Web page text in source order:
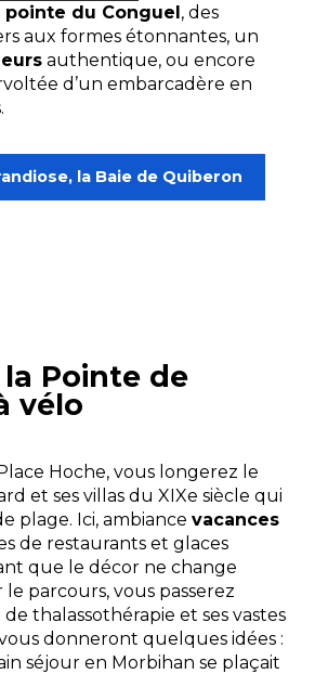
pointe du Conguel, des
aux formes étonnantes, un
authentique, ou encore
d’un embarcadère en
la Baie de Quiberon
Pointe de
vélo
Hoche, vous longerez le
et ses villas du XIXe siècle qui
plage. Ici, ambiance vacances
de restaurants et glaces
que le décor ne change
parcours, vous passerez
thalassothérapie et ses vastes
donneront quelques idées :
séjour en Morbihan se plaçait